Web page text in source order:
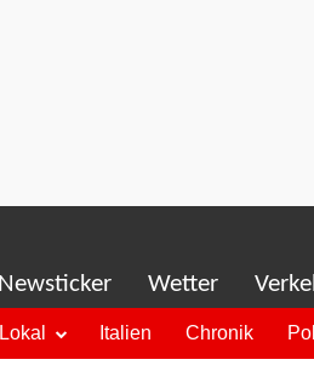
Newsticker Wetter
Lokal Italien Chronik